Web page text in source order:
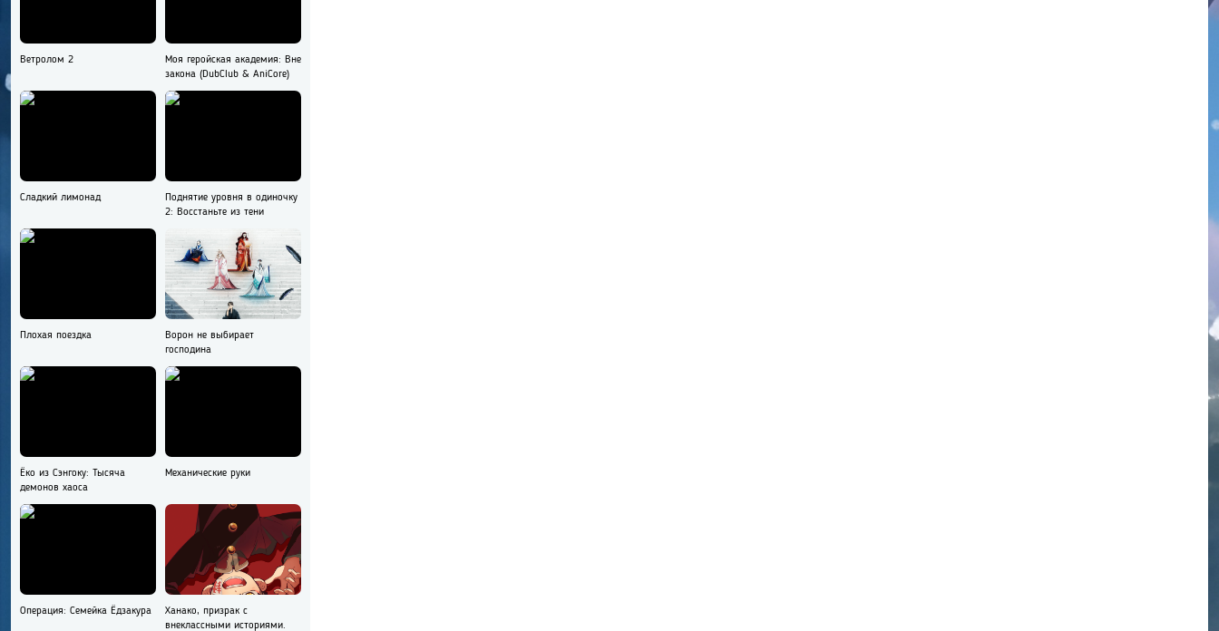
Ветролом 2
Моя геройская академия: Вне
закона (DubClub & AniCore)
Сладкий лимонад
Поднятие уровня в одиночку
2: Восстаньте из тени
Плохая поездка
Ворон не выбирает
господина
Ёко из Сэнгоку: Тысяча
демонов хаоса
Механические руки
Операция: Семейка Ёдзакура
Ханако, призрак с
внеклассными историями.